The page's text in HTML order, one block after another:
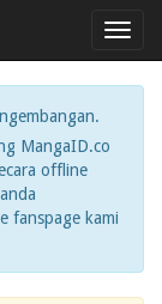
MangaID.co
offline
fanspage kami